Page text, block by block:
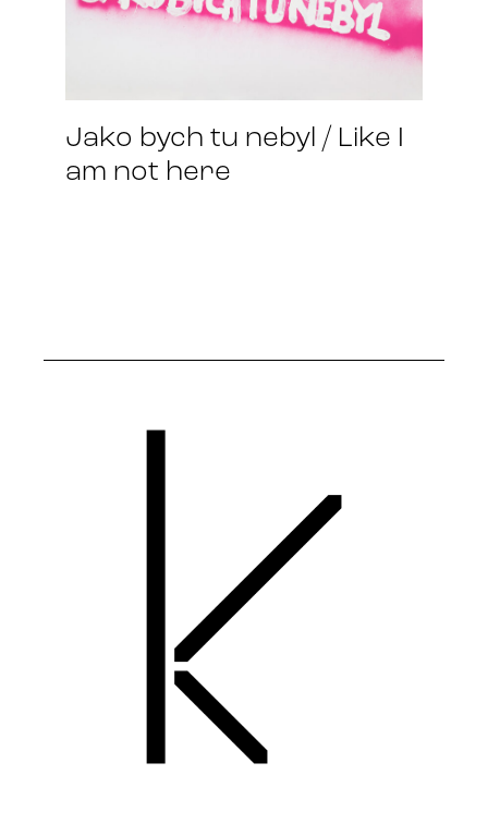
Jako bych tu nebyl / Like I
am not here